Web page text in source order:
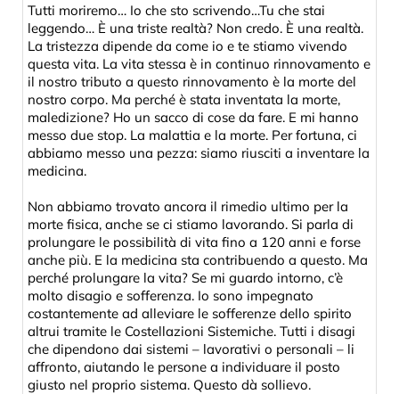
Tutti moriremo… Io che sto scrivendo…Tu che stai
leggendo… È una triste realtà? Non credo. È una realtà.
La tristezza dipende da come io e te stiamo vivendo
questa vita. La vita stessa è in continuo rinnovamento e
il nostro tributo a questo rinnovamento è la morte del
nostro corpo. Ma perché è stata inventata la morte,
maledizione? Ho un sacco di cose da fare. E mi hanno
messo due stop. La malattia e la morte. Per fortuna, ci
abbiamo messo una pezza: siamo riusciti a inventare la
medicina.
Non abbiamo trovato ancora il rimedio ultimo per la
morte fisica, anche se ci stiamo lavorando. Si parla di
prolungare le possibilità di vita fino a 120 anni e forse
anche più. E la medicina sta contribuendo a questo. Ma
perché prolungare la vita? Se mi guardo intorno, c’è
molto disagio e sofferenza. Io sono impegnato
costantemente ad alleviare le sofferenze dello spirito
altrui tramite le Costellazioni Sistemiche. Tutti i disagi
che dipendono dai sistemi – lavorativi o personali – li
affronto, aiutando le persone a individuare il posto
giusto nel proprio sistema. Questo dà sollievo.